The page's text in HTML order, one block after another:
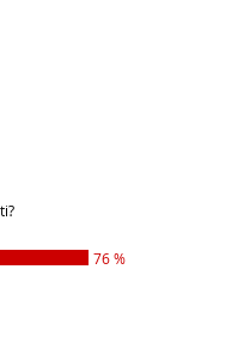
76 %